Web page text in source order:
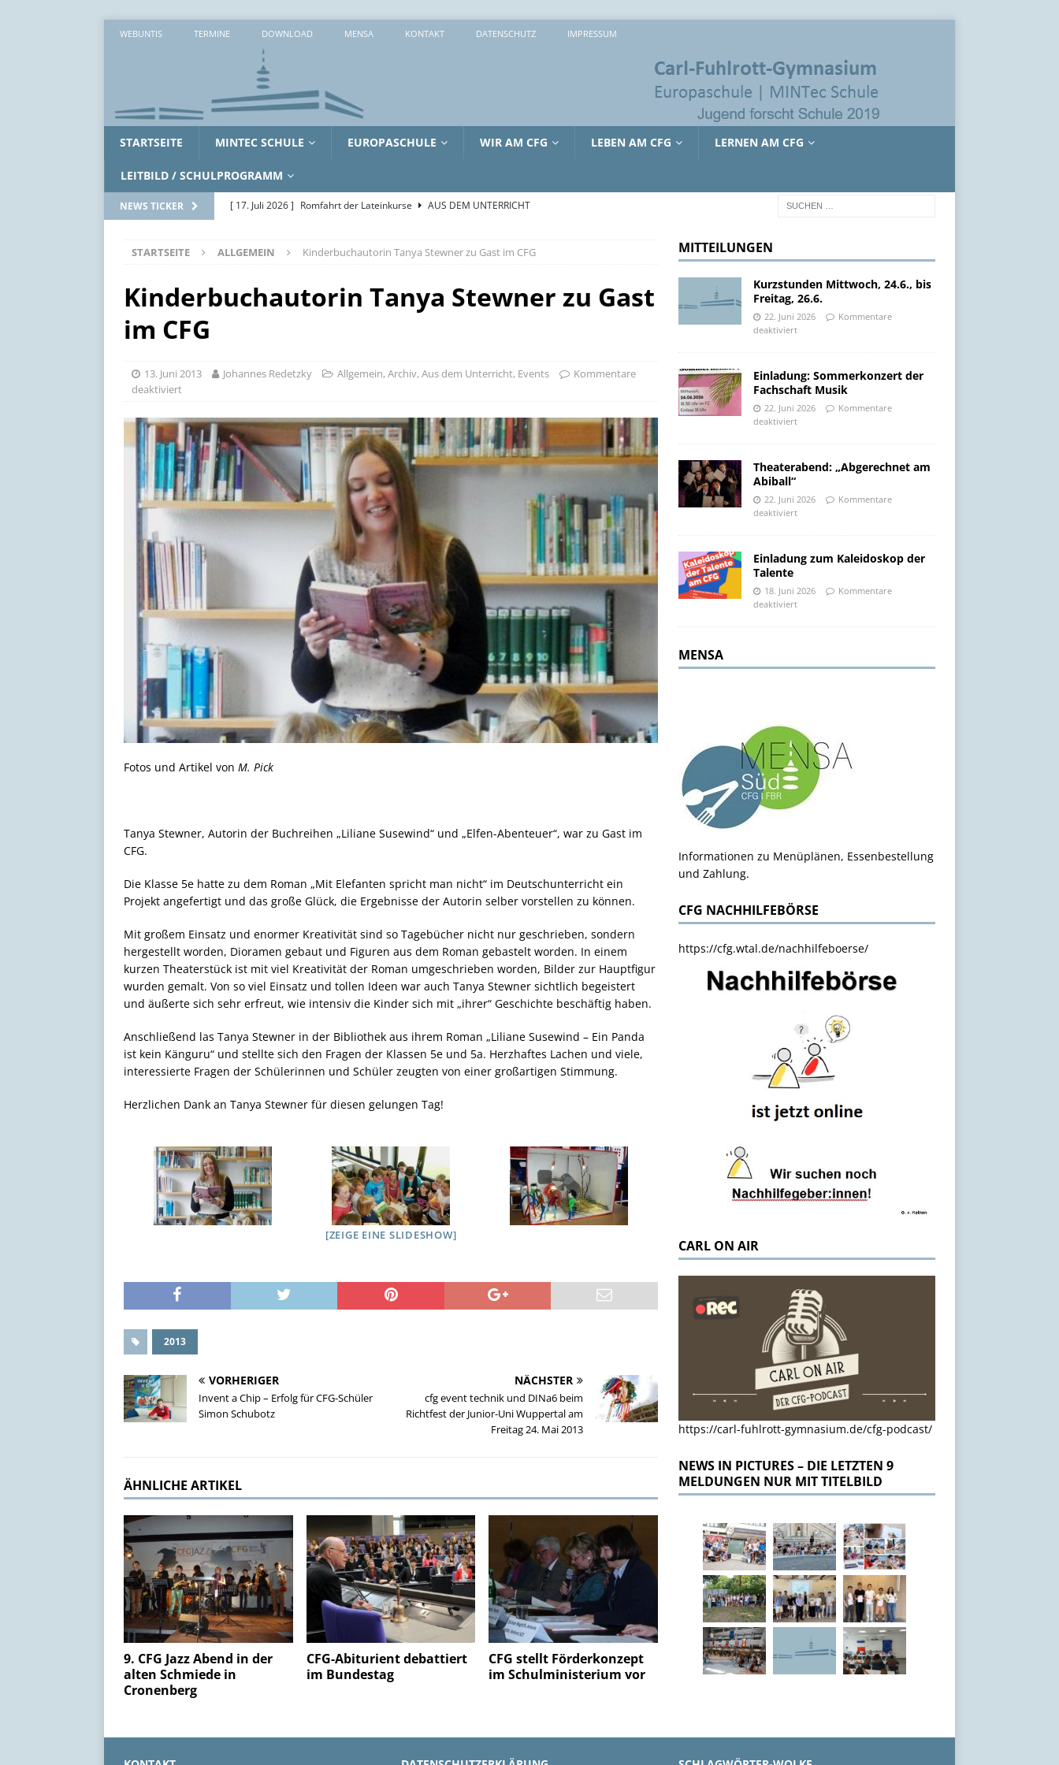
WEBUNTIS TERMINE DOWNLOAD MENSA KONTAKT DATENSCHUTZ IMPRESSUM
STARTSEITE MINTEC SCHULE EUROPASCHULE WIR AM CFG LEBEN AM CFG LERNEN AM CFG
LEITBILD / SCHULPROGRAMM
NEWS TICKER [ 17. Juli 2026 ] Romfahrt der Lateinkurse
AUS DEM UNTERRICHT
ALLGEMEIN
[ 15. Juli 2026 ]
Zwei erlebnisreiche Tage in Lille
AUS DEM UNTERRICHT
Zwischen Aktienkultur und Kinderschutz: Jürgen Hardt im Gespräch mit dem
STARTSEITE ALLGEMEIN Kinderbuchautorin Tanya Stewner zu Gast im CFG
Kinderbuchautorin Tanya Stewner zu Gast
im CFG
13. Juni 2013 Johannes Redetzky Allgemein,Archiv,Aus dem Unterricht, Events
Kommentare
deaktiviert
Fotos und Artikel von M. Pick
Tanya Stewner, Autorin der Buchreihen „Liliane Susewind“ und „Elfen-Abenteuer“, war zu Gast im
CFG.
Die Klasse 5e hatte zu dem Roman „Mit Elefanten spricht man nicht“ im Deutschunterricht ein
Projekt angefertigt und das große Glück, die Ergebnisse der Autorin selber vorstellen zu können.
Mit großem Einsatz und enormer Kreativität sind so Tagebücher nicht nur geschrieben, sondern
hergestellt worden, Dioramen gebaut und Figuren aus dem Roman gebastelt worden. In einem
kurzen Theaterstück ist mit viel Kreativität der Roman umgeschrieben worden, Bilder zur Hauptfigur
wurden gemalt. Von so viel Einsatz und tollen Ideen war auch Tanya Stewner sichtlich begeistert
und äußerte sich sehr erfreut, wie intensiv die Kinder sich mit „ihrer“ Geschichte beschäftig haben.
Anschließend las Tanya Stewner in der Bibliothek aus ihrem Roman „Liliane Susewind – Ein Panda
ist kein Känguru“ und stellte sich den Fragen der Klassen 5e und 5a. Herzhaftes Lachen und viele,
interessierte Fragen der Schülerinnen und Schüler zeugten von einer großartigen Stimmung.
Herzlichen Dank an Tanya Stewner für diesen gelungen Tag!
[ZEIGE EINE SLIDESHOW]
2013
VORHERIGER
Invent a Chip – Erfolg für CFG-Schüler
Simon Schubotz
NÄCHSTER
cfg event technik und DINa6 beim
Richtfest der Junior-Uni Wuppertal am
Freitag 24. Mai 2013
ÄHNLICHE ARTIKEL
9. CFG Jazz Abend in der
alten Schmiede in
Cronenberg
CFG-Abiturient debattiert
im Bundestag
CFG stellt Förderkonzept
im Schulministerium vor
MITTEILUNGEN
Kurzstunden Mittwoch, 24.6., bis
Freitag, 26.6.
22. Juni 2026
Kommentare
deaktiviert
Einladung: Sommerkonzert der
Fachschaft Musik
22. Juni 2026
Kommentare
deaktiviert
Theaterabend: „Abgerechnet am
Abiball“
22. Juni 2026
Kommentare
deaktiviert
Einladung zum Kaleidoskop der
Talente
18. Juni 2026
Kommentare
deaktiviert
MENSA
Informationen zu Menüplänen, Essenbestellung
und Zahlung.
CFG NACHHILFEBÖRSE
https://cfg.wtal.de/nachhilfeboerse/
CARL ON AIR
https://carl-fuhlrott-gymnasium.de/cfg-podcast/
NEWS IN PICTURES – DIE LETZTEN 9
MELDUNGEN NUR MIT TITELBILD